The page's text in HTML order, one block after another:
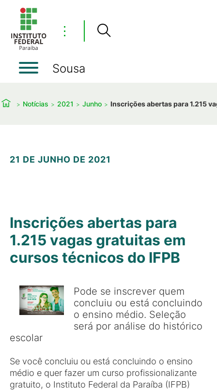
⋮
Sousa
Notícias 2021 Junho Inscrições abertas para 1.215
21 DE JUNHO DE 2021
Inscrições abertas para
1.215 vagas gratuitas em
cursos técnicos do IFPB
Pode se inscrever quem
concluiu ou está concluindo
o ensino médio. Seleção
será por análise do histórico
escolar
Se você concluiu ou está concluindo o ensino
médio e quer fazer um curso profissionalizante
gratuito, o Instituto Federal da Paraíba (IFPB)